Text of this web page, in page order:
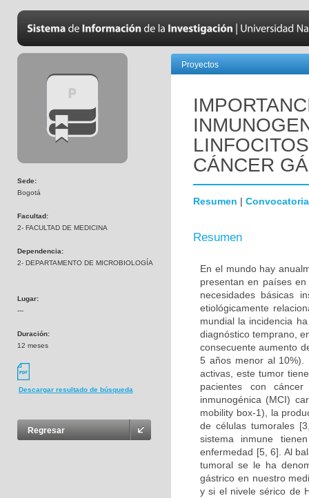
Sede:
Bogotá
Facultad:
2- FACULTAD DE MEDICINA
Dependencia:
2- DEPARTAMENTO DE MICROBIOLOGÍA
Lugar:
---
Duración:
12 meses
Descargar resultado de búsqueda
Regresar
Proyectos
CÁNCER
Resumen | Convocatoria
Resumen
En el mundo hay
presentan en países
necesidades básicas
etiológicamente
mundial la incidencia
diagnóstico temprano,
consecuente aumento
5 años menor al 10%).
activas, este tumor
pacientes con
inmunogénica (MCI)
mobility box-1), la
de células tumorales
sistema inmune
enfermedad [5, 6]. Al
tumoral se le ha
gástrico en nuestro
y si el nivele sérico de